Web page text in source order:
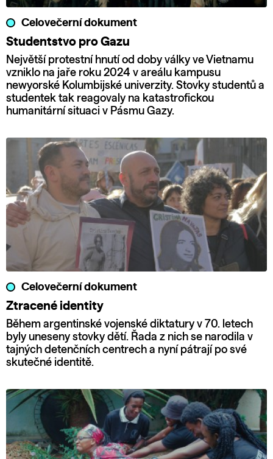
Celovečerní dokument
Studentstvo pro Gazu
Největší protestní hnutí od doby války ve Vietnamu
vzniklo na jaře roku 2024 v areálu kampusu
newyorské Kolumbijské univerzity. Stovky studentů a
studentek tak reagovaly na katastrofickou
humanitární situaci v Pásmu Gazy.
Celovečerní dokument
Ztracené identity
Během argentinské vojenské diktatury v 70. letech
byly uneseny stovky dětí. Řada z nich se narodila v
tajných detenčních centrech a nyní pátrají po své
skutečné identitě.